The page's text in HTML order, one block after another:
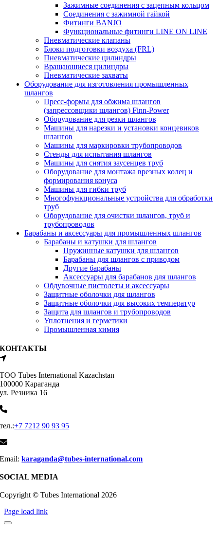
Зажимные соединения с зацепным кольцом
Соединения с зажимной гайкой
Фитинги BANJO
Функциональные фитинги LINE ON LINE
Пневматические клапаны
Блоки подготовки воздуха (FRL)
Пневматические цилиндры
Вращающиеся цилиндры
Пневматические захваты
Оборудование для изготовления промышленных
шлангов
Пресс-формы для обжима шлангов
(запрессовщики шлангов) Finn-Power
Оборудование для резки шлангов
Машины для нарезки и установки концевиков
шлангов
Машины для маркировки трубопроводов
Стенды для испытания шлангов
Машины для снятия заусенцев труб
Оборудование для монтажа врезных колец и
формирования конуса
Машины для гибки труб
Многофункциональные устройства для обработки
труб
Оборудование для очистки шлангов, труб и
трубопроводов
Барабаны и аксессуары для промышленных шлангов
Барабаны и катушки для шлангов
Пружинные катушки для шлангов
Барабаны для шлангов с приводом
Другие барабаны
Аксессуары для барабанов для шлангов
Обдувочные пистолеты и аксессуары
Защитные оболочки для шлангов
Защитные оболочки для высоких температур
Защита для шлангов и трубопроводов
Уплотнения и герметики
Промышленная химия
КОНТАКТЫ
ТОО Tubes International Kazachstan
100000 Караганда
ул. Резника 16
тел.:+7 7212 90 93 95
Email:karaganda@tubes-international.com
SOCIAL MEDIA
Copyright © Tubes International 2026
Page load link